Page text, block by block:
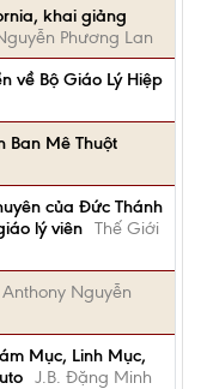
khai giảng
Phương Lan
về Bộ Giáo Lý Hiệp
Ban Mê Thuột
của Đức Thánh
lý viên Thế Giới
Nguyễn
Mục, Linh Mục,
J.B. Đặng Minh